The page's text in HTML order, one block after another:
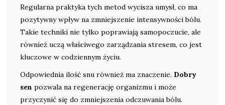
Regularna praktyka tych metod wycisza umysł, co ma
pozytywny wpływ na zmniejszenie intensywności bólu.
Takie techniki nie tylko poprawiają samopoczucie, ale
również uczą właściwego zarządzania stresem, co jest
kluczowe w codziennym życiu.
Odpowiednia ilość snu również ma znaczenie. Dobry
sen pozwala na regenerację organizmu i może
przyczynić się do zmniejszenia odczuwania bólu.